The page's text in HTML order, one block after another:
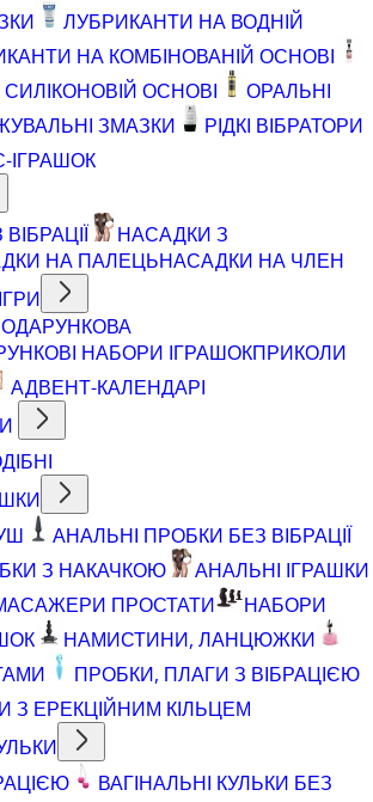
ЛУБРИКАНТИ НА ВОДНІЙ
НА КОМБІНОВАНІЙ ОСНОВІ
ОСНОВІ
ОРАЛЬНІ
ЗМАЗКИ
РІДКІ ВІБРАТОРИ
ІГРАШОК
НАСАДКИ З
НА ПАЛЕЦЬНАСАДКИ НА ЧЛЕН
НАБОРИ ІГРАШОКПРИКОЛИ
АДВЕНТ-КАЛЕНДАРІ
АНАЛЬНІ ПРОБКИ БЕЗ ВІБРАЦІЇ
З НАКАЧКОЮ
АНАЛЬНІ ІГРАШКИ
ПРОСТАТИ
НАБОРИ
НАМИСТИНИ, ЛАНЦЮЖКИ
ПРОБКИ, ПЛАГИ З ВІБРАЦІЄЮ
З ЕРЕКЦІЙНИМ КІЛЬЦЕМ
ВАГІНАЛЬНІ КУЛЬКИ БЕЗ